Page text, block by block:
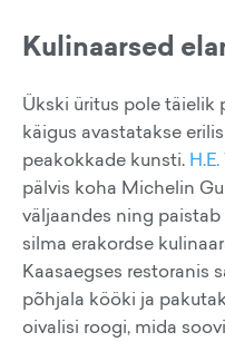
Kulinaarsed
Ükski üritus pole täielik
käigus avastatakse
peakokkade kunsti.
pälvis koha Michelin
väljaandes ning
silma erakordse
Kaasaegses restoranis
põhjala kööki ja
oivalisi roogi, mida